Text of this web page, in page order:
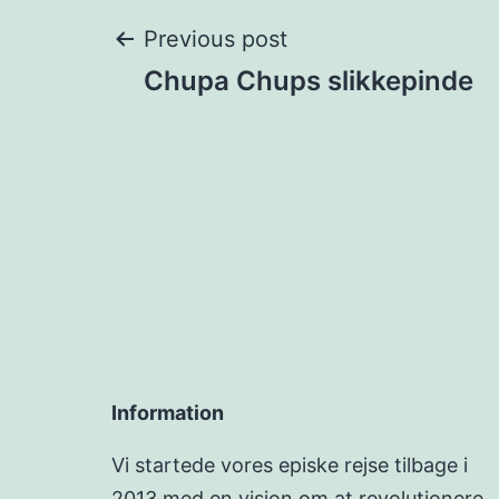
Post
Previous post
Chupa Chups slikkepinde
Information
Vi startede vores episke rejse tilbage i